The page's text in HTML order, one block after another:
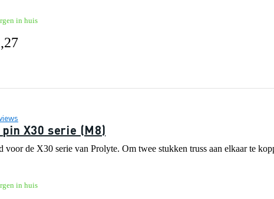
in huis
X30 serie (M8)
voor de X30 serie van Prolyte. Om twee stukken truss aan elkaar te
in huis